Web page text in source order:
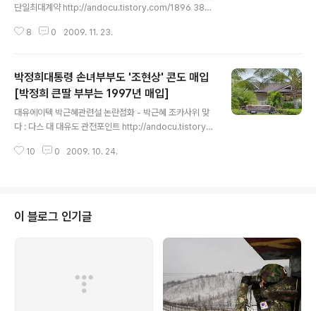
단일최대계약 http://andocu.tistory.com/1896 38°5
ocu.tistory.com/1919 플레인맨작성 북한군사기지지도
민감한 군사정보 속속들이 공개 http://andocu.tistory.c
om/1451 북한 공군기지 [정밀 좌표] 위성으로 들여다보
니 http://andocu.tistory.com/1382 북한 남포 비파곶
잠수함기지 위성사진 http://andocu.tistory.com/140
8 0 2009. 11. 23.
박정희대통령 손녀부부도 '조현상' 콘도 매입
[박정희 큰딸 부부는 1997년 매입]
대유에이텍 박근혜관련설 논란점화 - 박근혜 조카사위 맞
다 : 다스 대 대유도 관전포인트 http://andocu.tistory.c
힌 박정희정권 스위스계좌 2]걸프사,박정희방미자금 20
변인이지] 박정희의 대변인이 아니다 : 분명한 선긋기? 20
12/10/03 - [대통령 후보] - [미의회가 밝힌 박정희정권
스위스계좌 1]'박정희자금 이후락이 스위스계좌에 예치-
10 0 2009. 10. 24.
이 블로그 인기글